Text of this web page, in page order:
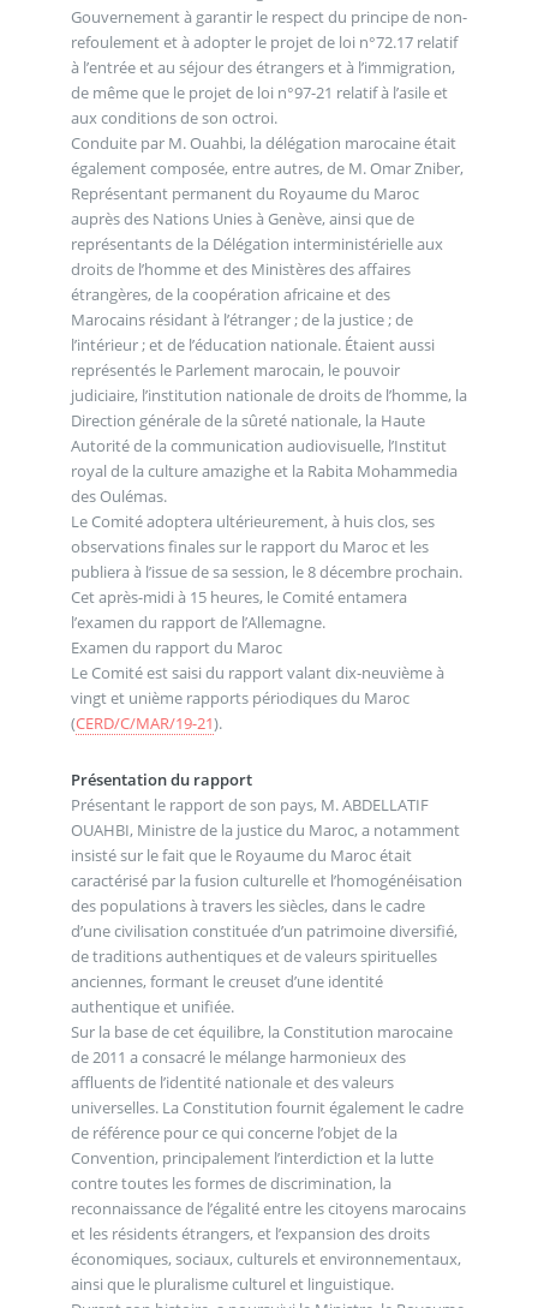
Gouvernement à garantir le respect du principe de non-
refoulement et à adopter le projet de loi n°72.17 relatif
à l’entrée et au séjour des étrangers et à l’immigration,
de même que le projet de loi n°97-21 relatif à l’asile et
aux conditions de son octroi.
Conduite par M. Ouahbi, la délégation marocaine était
également composée, entre autres, de M. Omar Zniber,
Représentant permanent du Royaume du Maroc
auprès des Nations Unies à Genève, ainsi que de
représentants de la Délégation interministérielle aux
droits de l’homme et des Ministères des affaires
étrangères, de la coopération africaine et des
Marocains résidant à l’étranger ; de la justice ; de
l’intérieur ; et de l’éducation nationale. Étaient aussi
représentés le Parlement marocain, le pouvoir
judiciaire, l’institution nationale de droits de l’homme, la
Direction générale de la sûreté nationale, la Haute
Autorité de la communication audiovisuelle, l’Institut
royal de la culture amazighe et la Rabita Mohammedia
des Oulémas.
Le Comité adoptera ultérieurement, à huis clos, ses
observations finales sur le rapport du Maroc et les
publiera à l’issue de sa session, le 8 décembre prochain.
Cet après-midi à 15 heures, le Comité entamera
l’examen du rapport de l’Allemagne.
Examen du rapport du Maroc
Le Comité est saisi du rapport valant dix-neuvième à
vingt et unième rapports périodiques du Maroc
(CERD/C/MAR/19-21).
Présentation du rapport
Présentant le rapport de son pays, M. ABDELLATIF
OUAHBI, Ministre de la justice du Maroc, a notamment
insisté sur le fait que le Royaume du Maroc était
caractérisé par la fusion culturelle et l’homogénéisation
des populations à travers les siècles, dans le cadre
d’une civilisation constituée d’un patrimoine diversifié,
de traditions authentiques et de valeurs spirituelles
anciennes, formant le creuset d’une identité
authentique et unifiée.
Sur la base de cet équilibre, la Constitution marocaine
de 2011 a consacré le mélange harmonieux des
affluents de l’identité nationale et des valeurs
universelles. La Constitution fournit également le cadre
de référence pour ce qui concerne l’objet de la
Convention, principalement l’interdiction et la lutte
contre toutes les formes de discrimination, la
reconnaissance de l’égalité entre les citoyens marocains
et les résidents étrangers, et l’expansion des droits
économiques, sociaux, culturels et environnementaux,
ainsi que le pluralisme culturel et linguistique.